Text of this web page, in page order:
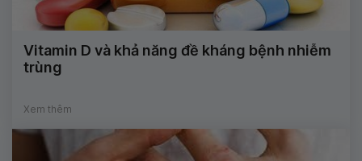
Vitamin D và khả năng đề kháng bệnh nhiễm
trùng
Xem thêm